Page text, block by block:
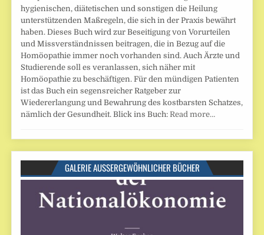
hygienischen, diätetischen und sonstigen die Heilung
unterstützenden Maßregeln, die sich in der Praxis bewährt
haben. Dieses Buch wird zur Beseitigung von Vorurteilen
und Missverständnissen beitragen, die in Bezug auf die
Homöopathie immer noch vorhanden sind. Auch Ärzte und
Studierende soll es veranlassen, sich näher mit
Homöopathie zu beschäftigen. Für den mündigen Patienten
ist das Buch ein segensreicher Ratgeber zur
Wiedererlangung und Bewahrung des kostbarsten Schatzes,
nämlich der Gesundheit. Blick ins Buch:Read more…
GALERIE AUSSERGEWÖHNLICHER BÜCHER